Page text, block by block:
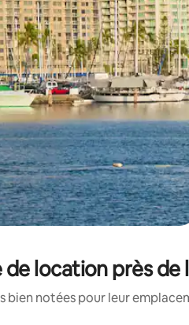
location près de
notées pour leur